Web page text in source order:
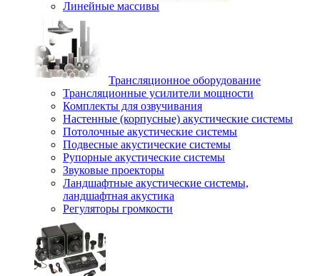
Линейные массивы
Трансляционное оборудование
Трансляционные усилители мощности
Комплекты для озвучивания
Настенные (корпусные) акустические системы
Потолочные акустические системы
Подвесные акустические системы
Рупорные акустические системы
Звуковые проекторы
Ландшафтные акустические системы,
ландшафтная акустика
Регуляторы громкости